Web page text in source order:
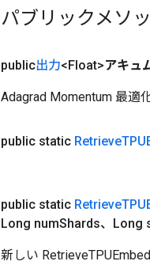
パブリックメソ
public出力<Float>アキュ
Adagrad Momentum 最適
public static Retrieve
public static Retrieve
Long numShards、Long
新しい